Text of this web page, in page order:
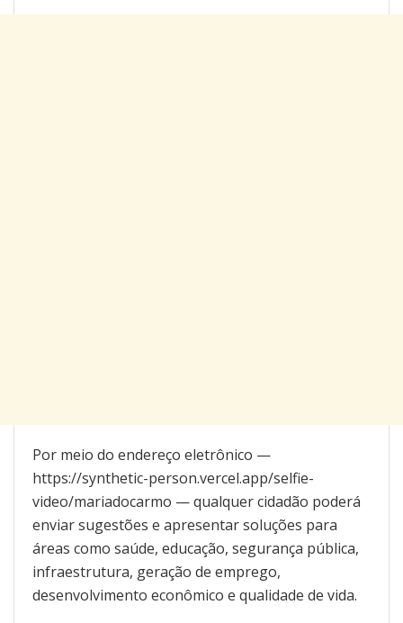
Por meio do endereço eletrônico —
https://synthetic-person.vercel.app/selfie-
video/mariadocarmo — qualquer cidadão poderá
enviar sugestões e apresentar soluções para
áreas como saúde, educação, segurança pública,
infraestrutura, geração de emprego,
desenvolvimento econômico e qualidade de vida.